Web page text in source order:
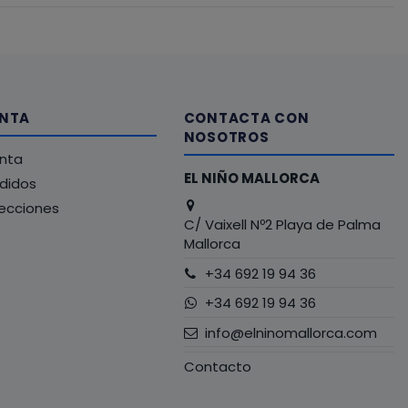
CONTACTA CON
NOSOTROS
EL NIÑO MALLORCA
C/ Vaixell Nº2 Playa de Palma
Mallorca
+34 692 19 94 36
+34 692 19 94 36
info@elninomallorca.com
Contacto